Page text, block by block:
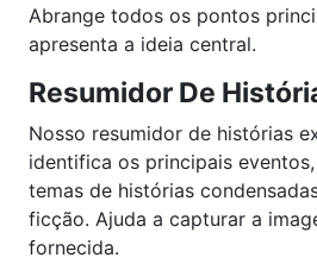
Abrange todos os pontos
apresenta a ideia central.
Resumidor De
Nosso resumidor de histórias
identifica os principais
temas de histórias
ficção. Ajuda a capturar a
fornecida.